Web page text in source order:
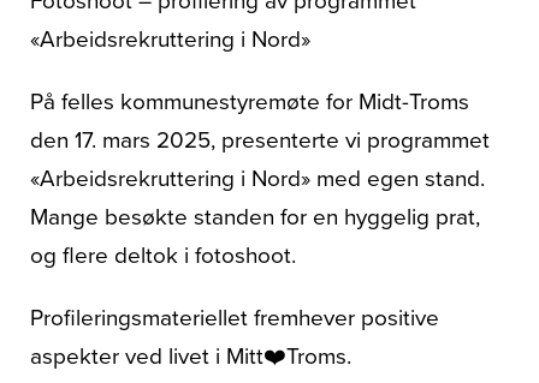
«Arbeidsrekruttering i Nord»
På felles kommunestyremøte for Midt-Troms
den 17. mars 2025, presenterte vi programmet
«Arbeidsrekruttering i Nord» med egen stand.
Mange besøkte standen for en hyggelig prat,
og flere deltok i fotoshoot.
Profileringsmateriellet fremhever positive
aspekter ved livet i Mitt❤️Troms.